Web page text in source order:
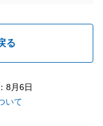
る
8月6日
いて